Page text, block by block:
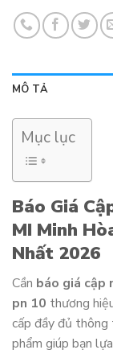
MÔ TẢ
Mục lục
Báo Giá
MI Minh
Nhất 2026
Cần báo giá cập
pn 10 thương
cấp đầy đủ thông
phẩm giúp bạn